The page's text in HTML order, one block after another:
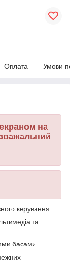
Оплата Умови
на
керування.
та
басами.